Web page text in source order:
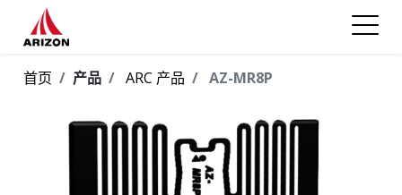
首页 产品 ARC 产品 AZ-MR8P